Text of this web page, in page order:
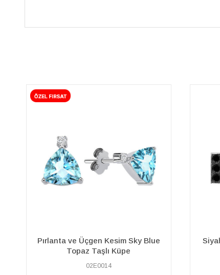
Siyah Pırlanta Taşlı Modern Kare
Küpe
15E0050